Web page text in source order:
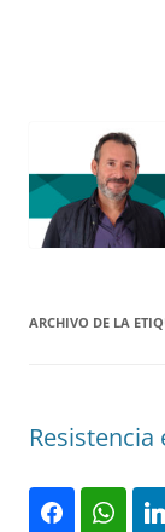
ARCHIVO DE LA